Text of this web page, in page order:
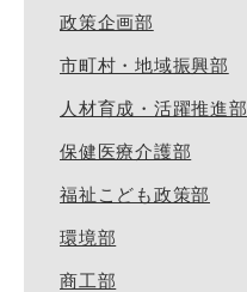
政策企画部
市町村・地域振興部
人材育成・活躍推進部
保健医療介護部
福祉こども政策部
環境部
商工部